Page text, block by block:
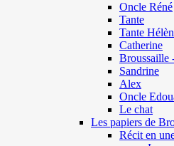
Oncle Réné
Tante
Tante
Catherine
Broussaille
Sandrine
Alex
Oncle
Le chat
Les papiers de
Récit en